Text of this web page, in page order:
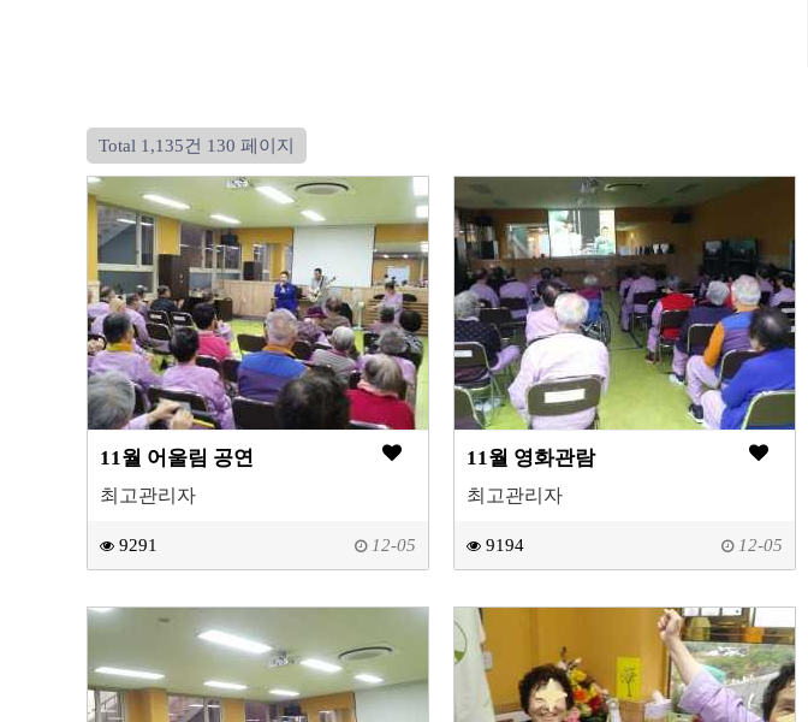
Total 1,135건 130 페이지
11월 어울림 공연
최고관리자
9291 12-05
11월 영화관람
최고관리자
9194 12-05